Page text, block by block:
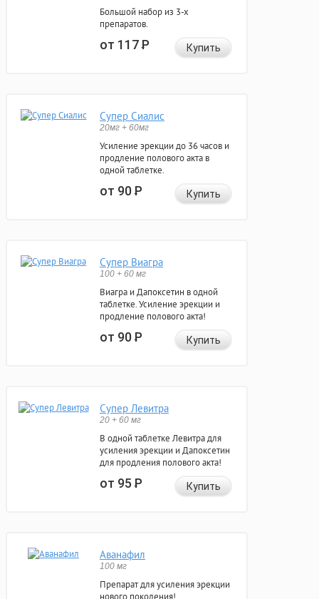
Большой набор из 3-х
препаратов.
от 117Р Купить
Супер Сиалис
20мг + 60мг
Усиление эрекции до 36 часов и
продление полового акта в
одной таблетке.
от 90Р Купить
Супер Виагра
100 + 60 мг
Виагра и Дапоксетин в одной
таблетке. Усиление эрекции и
продление полового акта!
от 90Р Купить
Супер Левитра
20 + 60 мг
В одной таблетке Левитра для
усиления эрекции и Дапоксетин
для продления полового акта!
от 95Р Купить
Аванафил
100 мг
Препарат для усиления эрекции